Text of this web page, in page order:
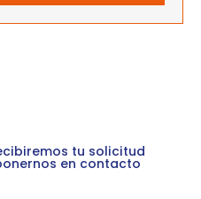
tu solicitud
en contacto